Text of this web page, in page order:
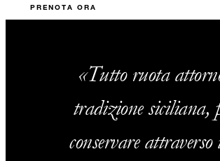
PRENOTA ORA
Tutto ruota
tradizione siciliana,
conservare